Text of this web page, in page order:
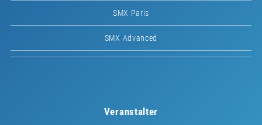
SMX Paris
SMX Advanced
Veranstalter